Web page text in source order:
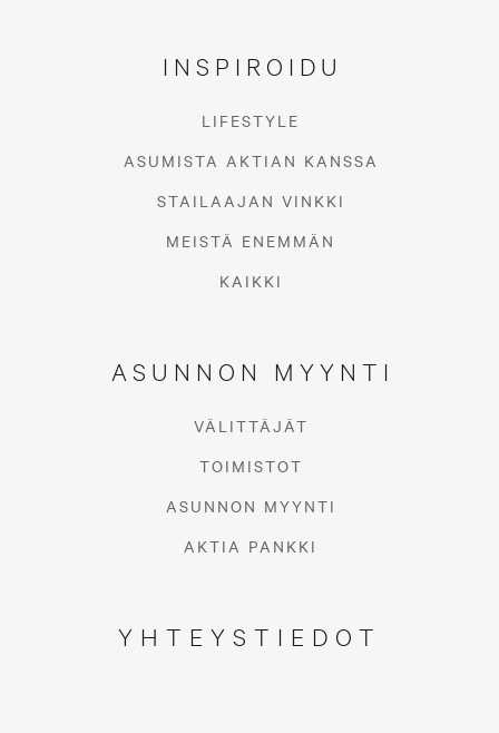
INSPIROIDU
LIFESTYLE
ASUMISTA AKTIAN KANSSA
STAILAAJAN VINKKI
MEISTÄ ENEMMÄN
KAIKKI
ASUNNON MYYNTI
VÄLITTÄJÄT
TOIMISTOT
ASUNNON MYYNTI
AKTIA PANKKI
YHTEYSTIEDOT